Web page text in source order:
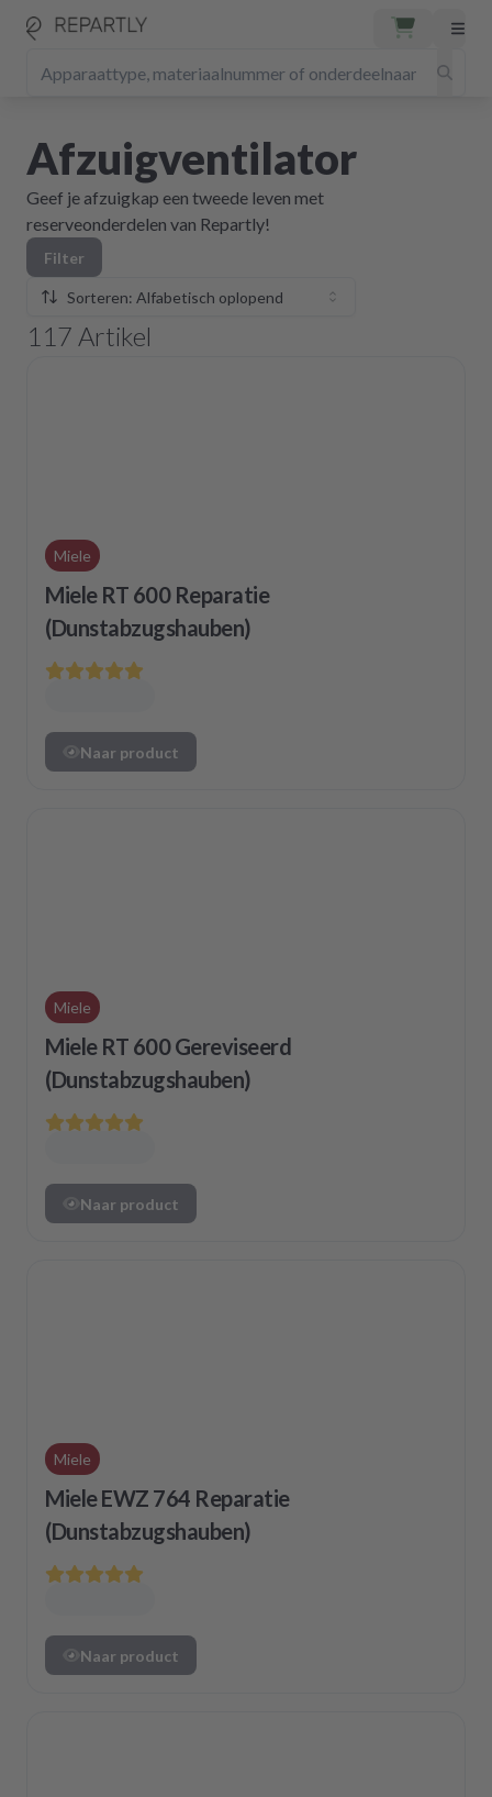
Afzuigventilator
Geef je afzuigkap een tweede leven met
reserveonderdelen van Repartly!
Filter
Sorteren: Alfabetisch oplopend
117 Artikel
Miele
Miele RT 600 Reparatie
(Dunstabzugshauben)
Naar product
Miele
Miele RT 600 Gereviseerd
(Dunstabzugshauben)
Naar product
Miele
Miele EWZ 764 Reparatie
(Dunstabzugshauben)
Naar product